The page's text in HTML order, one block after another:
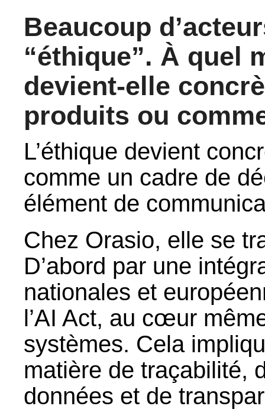
Beaucoup
“éthique”. À quel
devient-elle
produits ou
L’éthique devient
comme un cadre de
élément de
Chez Orasio, elle se
D’abord par une
nationales et
l’AI Act, au cœur
systèmes. Cela
matière de traçabilité,
données et de